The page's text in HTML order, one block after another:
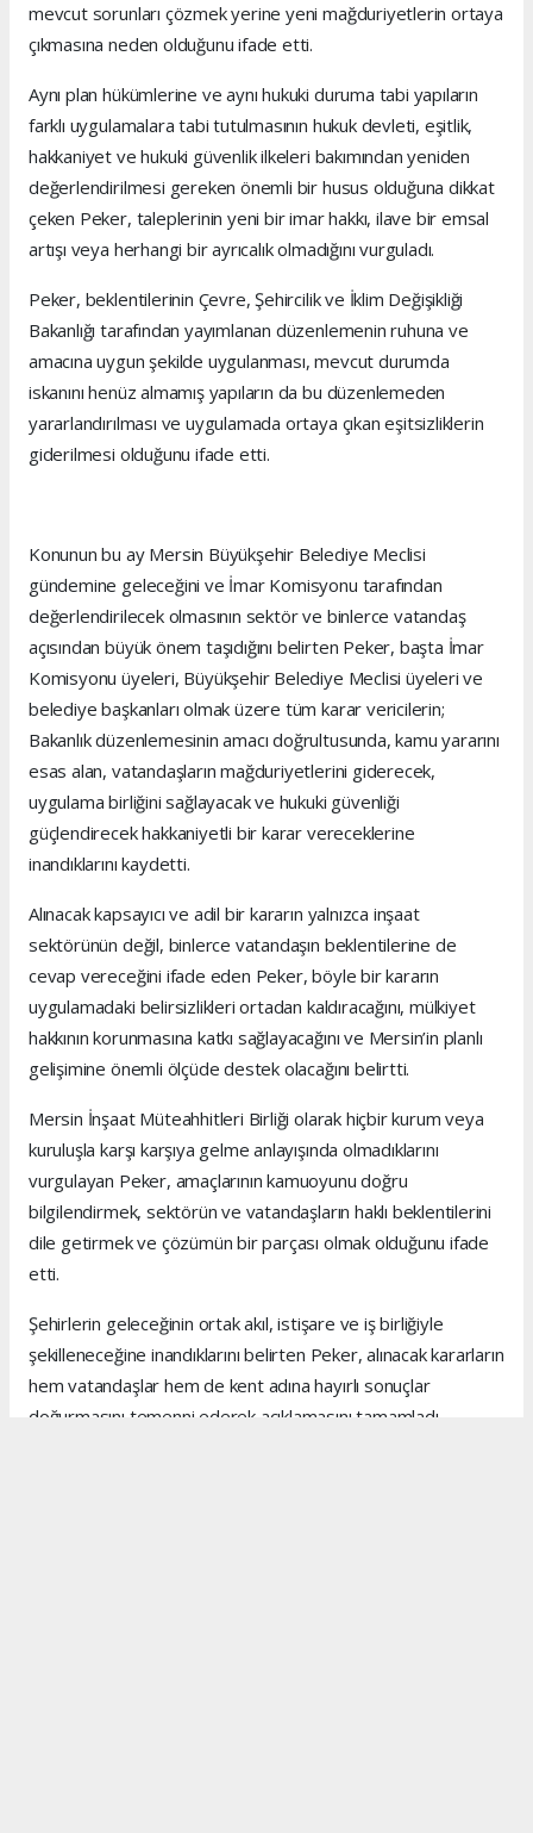
mevcut sorunları çözmek yerine yeni mağduriyetlerin ortaya
çıkmasına neden olduğunu ifade etti.
Aynı plan hükümlerine ve aynı hukuki duruma tabi yapıların
farklı uygulamalara tabi tutulmasının hukuk devleti, eşitlik,
hakkaniyet ve hukuki güvenlik ilkeleri bakımından yeniden
değerlendirilmesi gereken önemli bir husus olduğuna dikkat
çeken Peker, taleplerinin yeni bir imar hakkı, ilave bir emsal
artışı veya herhangi bir ayrıcalık olmadığını vurguladı.
Peker, beklentilerinin Çevre, Şehircilik ve İklim Değişikliği
Bakanlığı tarafından yayımlanan düzenlemenin ruhuna ve
amacına uygun şekilde uygulanması, mevcut durumda
iskanını henüz almamış yapıların da bu düzenlemeden
yararlandırılması ve uygulamada ortaya çıkan eşitsizliklerin
giderilmesi olduğunu ifade etti.
Konunun bu ay Mersin Büyükşehir Belediye Meclisi
gündemine geleceğini ve İmar Komisyonu tarafından
değerlendirilecek olmasının sektör ve binlerce vatandaş
açısından büyük önem taşıdığını belirten Peker, başta İmar
Komisyonu üyeleri, Büyükşehir Belediye Meclisi üyeleri ve
belediye başkanları olmak üzere tüm karar vericilerin;
Bakanlık düzenlemesinin amacı doğrultusunda, kamu yararını
esas alan, vatandaşların mağduriyetlerini giderecek,
uygulama birliğini sağlayacak ve hukuki güvenliği
güçlendirecek hakkaniyetli bir karar vereceklerine
inandıklarını kaydetti.
Alınacak kapsayıcı ve adil bir kararın yalnızca inşaat
sektörünün değil, binlerce vatandaşın beklentilerine de
cevap vereceğini ifade eden Peker, böyle bir kararın
uygulamadaki belirsizlikleri ortadan kaldıracağını, mülkiyet
hakkının korunmasına katkı sağlayacağını ve Mersin’in planlı
gelişimine önemli ölçüde destek olacağını belirtti.
Mersin İnşaat Müteahhitleri Birliği olarak hiçbir kurum veya
kuruluşla karşı karşıya gelme anlayışında olmadıklarını
vurgulayan Peker, amaçlarının kamuoyunu doğru
bilgilendirmek, sektörün ve vatandaşların haklı beklentilerini
dile getirmek ve çözümün bir parçası olmak olduğunu ifade
etti.
Şehirlerin geleceğinin ortak akıl, istişare ve iş birliğiyle
şekilleneceğine inandıklarını belirten Peker, alınacak kararların
hem vatandaşlar hem de kent adına hayırlı sonuçlar
doğurmasını temenni ederek açıklamasını tamamladı.